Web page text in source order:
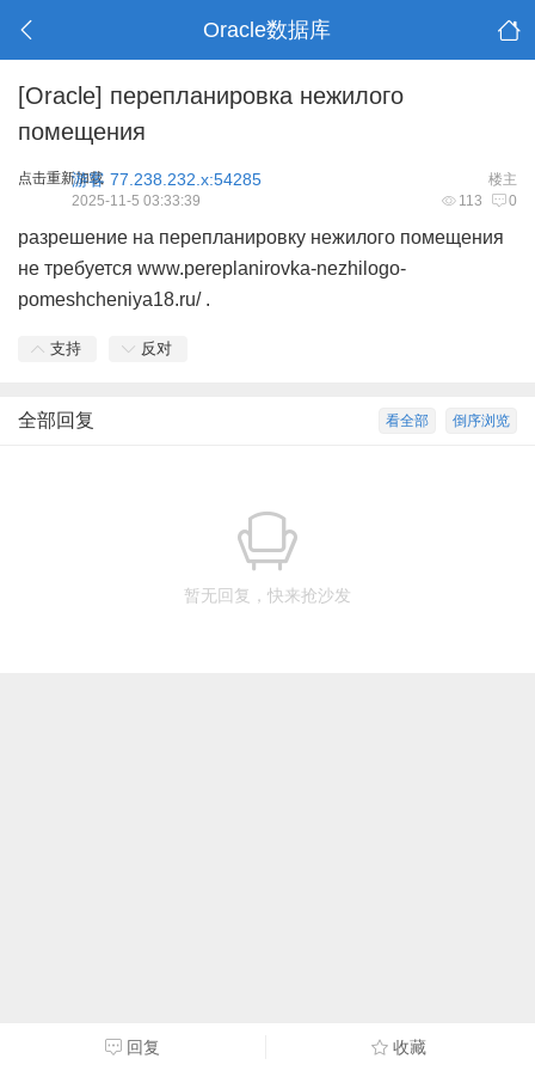
Oracle数据库
[Oracle] перепланировка нежилого
помещения
点击重新加载 楼主
游客 77.238.232.x:54285
113 0
2025-11-5 03:33:39
разрешение на перепланировку нежилого помещения
не требуется www.pereplanirovka-nezhilogo-
pomeshcheniya18.ru/.
支持 反对
倒序浏览
看全部
全部回复
暂无回复，快来抢沙发
回复 收藏